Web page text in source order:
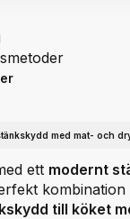
med mat- och
ett modernt
till köket